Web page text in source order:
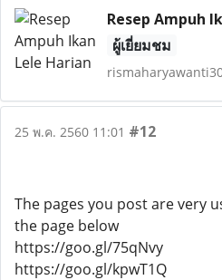
Resep Ampuh
ผู้เยี่ยมชม
25 พ.ค. 2560 11:01 #12
The pages you post are very
the page below
https://goo.gl/75qNvy
https://goo.gl/kpwT1Q